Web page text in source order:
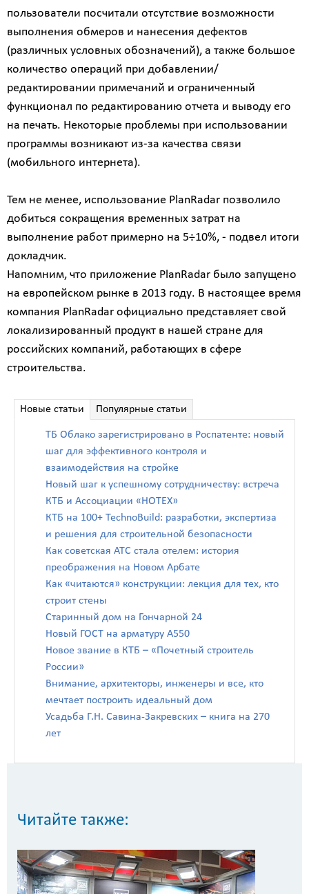
пользователи посчитали отсутствие возможности
выполнения обмеров и нанесения дефектов
(различных условных обозначений), а также большое
количество операций при добавлении/
редактировании примечаний и ограниченный
функционал по редактированию отчета и выводу его
на печать. Некоторые проблемы при использовании
программы возникают из-за качества связи
(мобильного интернета).
Тем не менее, использование PlanRadar позволило
добиться сокращения временных затрат на
выполнение работ примерно на 5÷10%, - подвел итоги
докладчик.
Напомним, что приложение PlanRadar было запущено
на европейском рынке в 2013 году. В настоящее время
компания PlanRadar официально представляет свой
локализированный продукт в нашей стране для
российских компаний, работающих в сфере
строительства.
Новые статьи Популярные статьи
ТБ Облако зарегистрировано в Роспатенте: новый
шаг для эффективного контроля и
взаимодействия на стройке
Новый шаг к успешному сотрудничеству: встреча
КТБ и Ассоциации «НОТЕХ»
КТБ на 100+ TechnoBuild: разработки, экспертиза
и решения для строительной безопасности
Как советская АТС стала отелем: история
преображения на Новом Арбате
Как «читаются» конструкции: лекция для тех, кто
строит стены
Старинный дом на Гончарной 24
Новый ГОСТ на арматуру А550
Новое звание в КТБ – «Почетный строитель
России»
Внимание, архитекторы, инженеры и все, кто
мечтает построить идеальный дом
Усадьба Г.Н. Савина-Закревских – книга на 270
лет
Читайте также: